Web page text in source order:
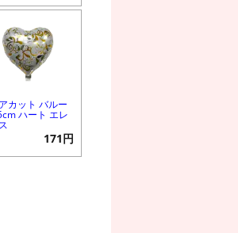
カット バルー
ハート エレ
171円